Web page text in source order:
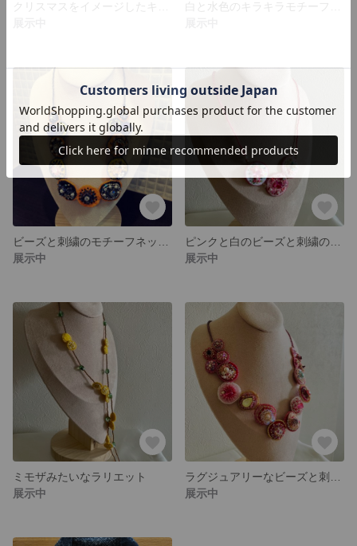
展示中
展示中
ミモザみたいなラリエット
展示中
展示中